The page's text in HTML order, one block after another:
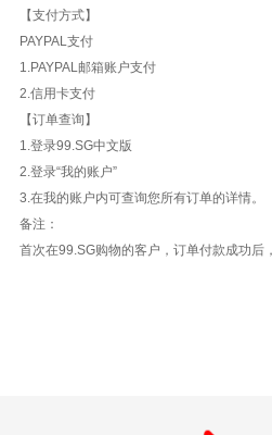
【支付方式】
PAYPAL支付
1.PAYPAL邮箱账户支付
2.信用卡支付
【订单查询】
1.登录99.SG中文版
2.登录“我的账户”
3.在我的账户内可查询您所有订单的详情。
备注：
首次在99.SG购物的客户，订单付款成功后